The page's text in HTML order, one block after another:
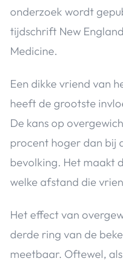
onderzoek wordt
tijdschrift New
Medicine.
Een dikke vriend van
heeft de grootste
De kans op
procent hoger dan bij
bevolking. Het maakt
welke afstand die
Het effect van
derde ring van de
meetbaar. Oftewel,